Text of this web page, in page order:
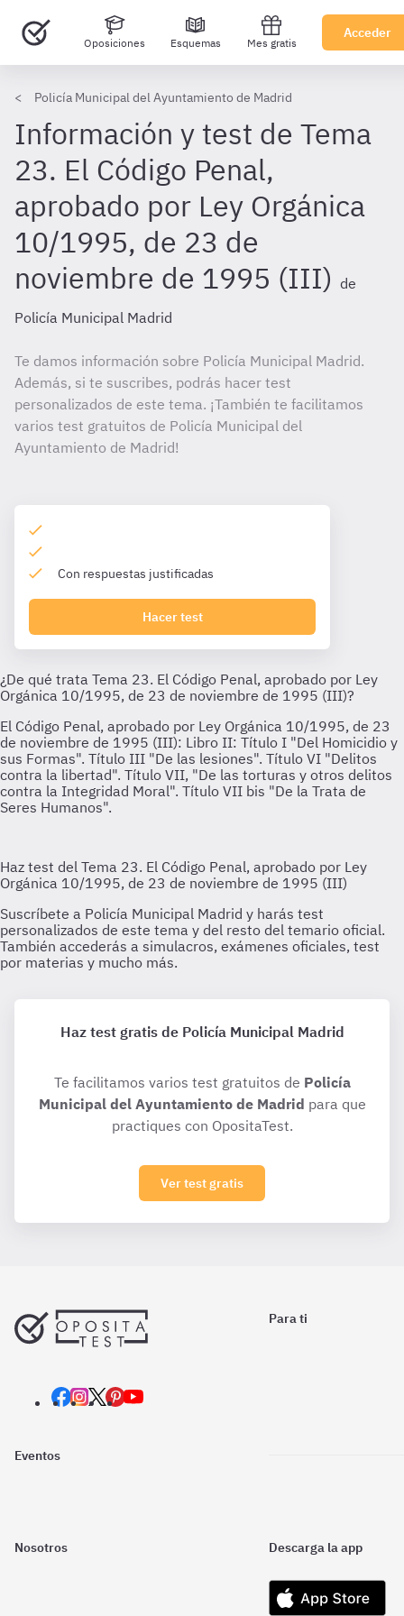
Oposiciones Esquemas Mes gratis
Acceder
Policía Municipal del Ayuntamiento de Madrid
Información y test de Tema
23. El Código Penal,
aprobado por Ley Orgánica
10/1995, de 23 de
noviembre de 1995 (III) de
Policía Municipal Madrid
Te damos información sobre Policía Municipal Madrid.
Además, si te suscribes, podrás hacer test
personalizados de este tema. ¡También te facilitamos
varios test gratuitos de Policía Municipal del
Ayuntamiento de Madrid!
Con respuestas justificadas
Hacer test
Haz test gratis de Policía Municipal Madrid
Te facilitamos varios test gratuitos de Policía
Municipal del Ayuntamiento de Madrid para que
practiques con OpositaTest.
Ver test gratis
Para ti
Eventos
Nosotros Descarga la app